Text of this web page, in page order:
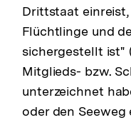
Drittstaat
Flüchtlinge und
sichergestellt ist"
Mitglieds- bzw.
unterzeichnet
oder den Seeweg